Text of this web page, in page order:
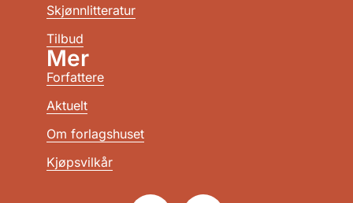
Skjønnlitteratur
Tilbud
Mer
Forfattere
Aktuelt
Om forlagshuset
Kjøpsvilkår